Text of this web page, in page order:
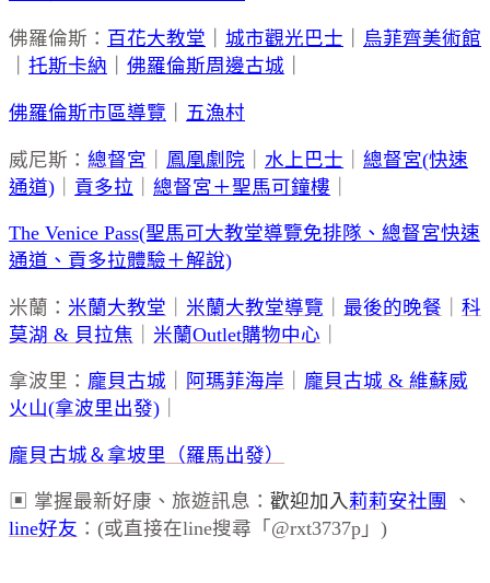
佛羅倫斯： 百花大教堂 城市觀光巴士
烏菲齊美術館
托斯卡納 佛羅倫斯周邊古城
佛羅倫斯市區導覽 五漁村
威尼斯： 總督宮 鳳凰劇院 水上巴士
總督宮(快速
通道)
貢多拉 總督宮＋聖馬可鐘樓
The Venice Pass(聖馬可大教堂導覽免排隊、總督宮快速
通道、貢多拉體驗＋解說)
米蘭： 米蘭大教堂 米蘭大教堂導覽 最後的晚餐
科
莫湖 & 貝拉焦
米蘭Outlet購物中心
拿波里： 龐貝古城 阿瑪菲海岸
龐貝古城 & 維蘇威
火山(拿波里出發)
龐貝古城＆拿坡里（羅馬出發）
▣ 掌握最新好康、旅遊訊息： 歡迎加入莉莉安社團
、
line好友 ：(或直接在line搜尋「@rxt3737p」)